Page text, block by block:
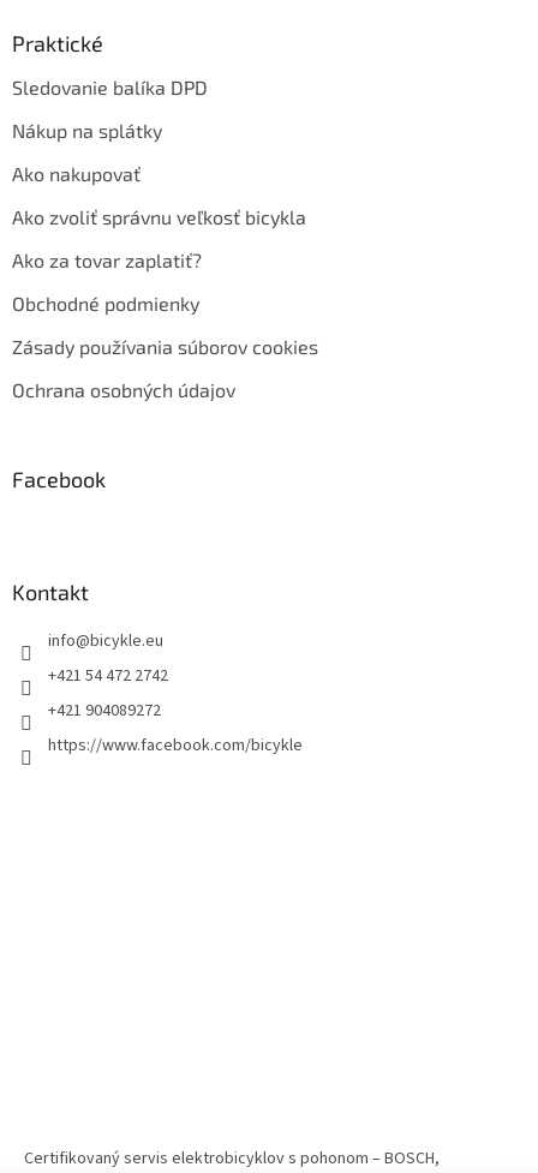
Praktické
Sledovanie balíka DPD
Nákup na splátky
Ako nakupovať
Ako zvoliť správnu veľkosť bicykla
Ako za tovar zaplatiť?
Obchodné podmienky
Zásady používania súborov cookies
Ochrana osobných údajov
Facebook
Kontakt
info@bicykle.eu
+421 54 472 2742
+421 904089272
https://www.facebook.com/bicykle
Certifikovaný servis elektrobicyklov s pohonom – BOSCH,